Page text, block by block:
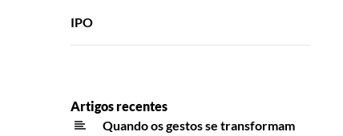
IPO
Artigos recentes
Quando os gestos se transformam